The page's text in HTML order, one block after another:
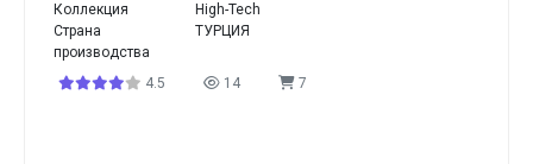
Коллекция
High-Tech
Страна
производства
ТУРЦИЯ
4.5 14 7